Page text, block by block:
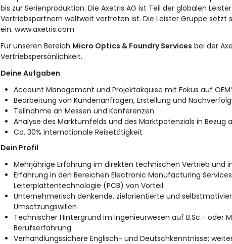
bis zur Serienproduktion. Die Axetris AG ist Teil der globalen
Vertriebspartnern weltweit vertreten ist. Die Leister Gruppe
ein. www.axetris.com
Für unseren Bereich Micro Optics & Foundry Services bei der
Vertriebspersönlichkeit.
Deine Aufgaben
Account Management und Projektakquise mit Fokus auf
Bearbeitung von Kundenanfragen, Erstellung und
Teilnahme an Messen und Konferenzen
Analyse des Marktumfelds und des Marktpotenzials in
Ca. 30% internationale Reisetätigkeit
Dein Profil
Mehrjährige Erfahrung im direkten technischen Vertrieb und
Erfahrung in den Bereichen Electronic Manufacturing
Leiterplattentechnologie (PCB) von Vorteil
Unternehmerisch denkende, zielorientierte und
Umsetzungswillen
Technischer Hintergrund im Ingenieurwesen auf B.Sc.- oder
Berufserfahrung
Verhandlungssichere Englisch- und Deutschkenntnisse;